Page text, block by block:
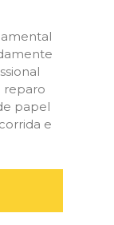
reparo
papel
e